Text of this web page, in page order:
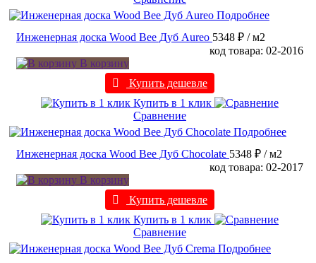
Подробнее
Инженерная доска Wood Bee Дуб Aureo 5348 ₽ / м2
код товара: 02-2016
В корзину
Купить дешевле
Купить в 1 клик
Сравнение
Подробнее
Инженерная доска Wood Bee Дуб Chocolate 5348 ₽ / м2
код товара: 02-2017
В корзину
Купить дешевле
Купить в 1 клик
Сравнение
Подробнее